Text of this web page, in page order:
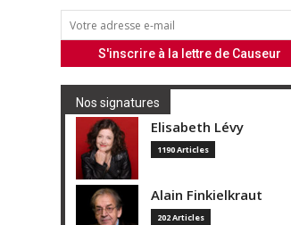
Nos signatures
Elisabeth Lévy
1190 Articles
Alain Finkielkraut
202 Articles